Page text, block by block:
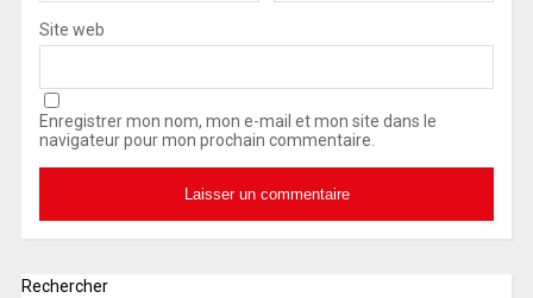
Site web
Enregistrer mon nom, mon e-mail et mon site dans le
navigateur pour mon prochain commentaire.
Rechercher